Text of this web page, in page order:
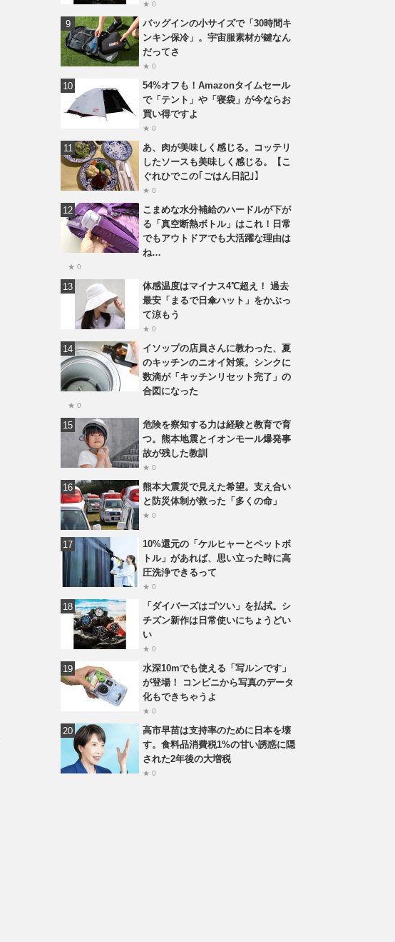
★ 0
バッグインの小サイズで「30時間キ
ンキン保冷」。宇宙服素材が鍵なん
だってさ
★ 0
54%オフも！Amazonタイムセール
で「テント」や「寝袋」が今ならお
買い得ですよ
★ 0
あ、肉が美味しく感じる。コッテリ
したソースも美味しく感じる。【こ
ぐれひでこの｢ごはん日記｣】
★ 0
こまめな水分補給のハードルが下が
る「真空断熱ボトル」はこれ！日常
でもアウトドアでも大活躍な理由は
ね…
★ 0
体感温度はマイナス4℃超え！ 過去
最安「まるで日傘ハット」をかぶっ
て涼もう
★ 0
イソップの店員さんに教わった、夏
のキッチンのニオイ対策。シンクに
数滴が「キッチンリセット完了」の
合図になった
★ 0
危険を察知する力は経験と教育で育
つ。熊本地震とイオンモール爆発事
故が残した教訓
★ 0
熊本大震災で見えた希望。支え合い
と防災体制が救った「多くの命」
★ 0
10%還元の「ケルヒャーとペットボ
トル」があれば、思い立った時に高
圧洗浄できるって
★ 0
「ダイバーズはゴツい」を払拭。シ
チズン新作は日常使いにちょうどい
い
★ 0
水深10mでも使える「写ルンです」
が登場！ コンビニから写真のデータ
化もできちゃうよ
★ 0
高市早苗は支持率のために日本を壊
す。食料品消費税1%の甘い誘惑に隠
された2年後の大増税
★ 0